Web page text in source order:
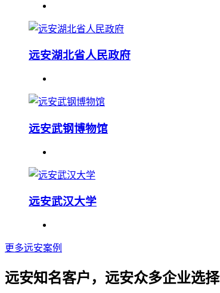
远安湖北省人民政府
远安武钢博物馆
远安武汉大学
更多远安案例
远安知名客户，远安众多企业选择